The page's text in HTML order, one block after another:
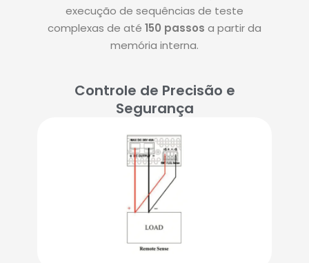
execução de sequências de teste
complexas de até 150 passos a partir da
memória interna.
Controle de Precisão e
Segurança